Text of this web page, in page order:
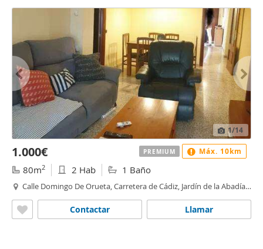
1/14
1.000€
80m2 2 Hab 1 Baño
Calle Domingo De Orueta, Carretera de Cádiz, Jardín de la Abadía,
Llamar
Contactar
PREMIUM Máx. 10km